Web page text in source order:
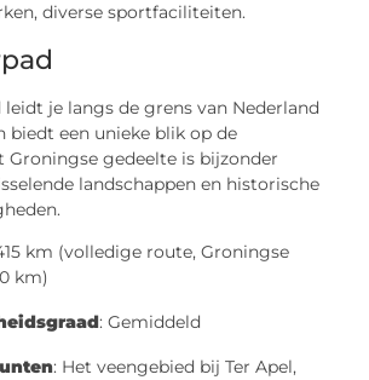
diverse sportfaciliteiten.
leidt je langs de grens van Nederland
biedt een unieke blik op de
Groningse gedeelte is bijzonder
landschappen en historische
km (volledige route, Groningse
km)
: Gemiddeld
: Het veengebied bij Ter Apel,